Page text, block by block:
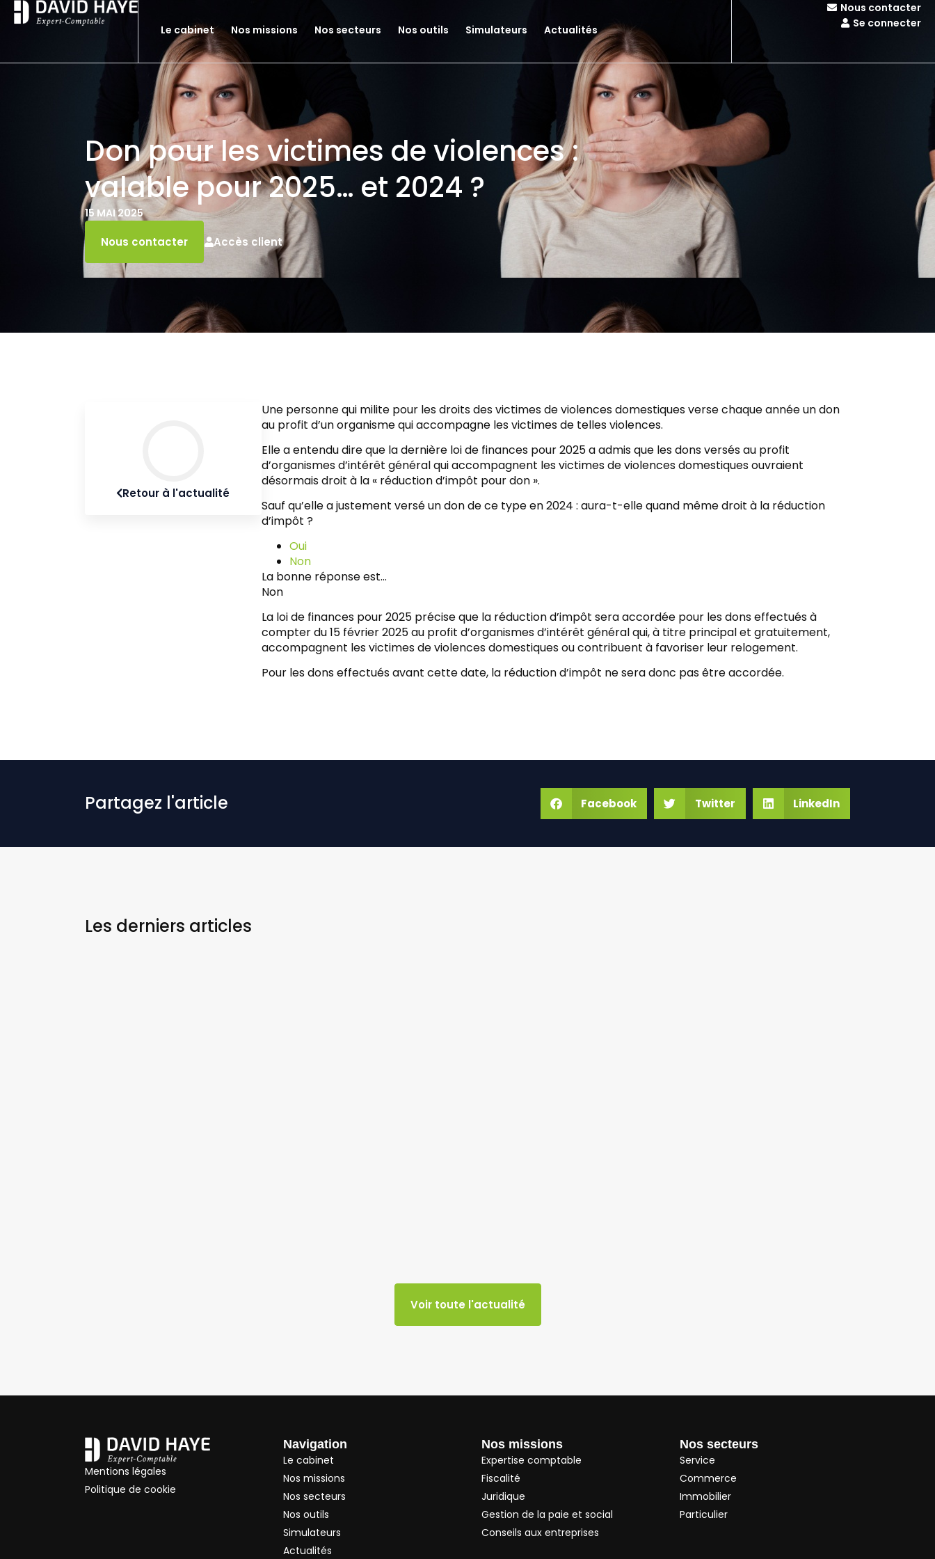
Le cabinet Nos missions Nos secteurs Nos outils Simulateurs Actualités
Nous contacter
Se connecter
Don pour les victimes de violences :
valable pour 2025… et 2024 ?
15 MAI 2025
Nous contacter Accès client
Retour à l'actualité
Une personne qui milite pour les droits des victimes de violences domestiques verse chaque année un don
au profit d’un organisme qui accompagne les victimes de telles violences.
Elle a entendu dire que la dernière loi de finances pour 2025 a admis que les dons versés au profit
d’organismes d’intérêt général qui accompagnent les victimes de violences domestiques ouvraient
désormais droit à la « réduction d’impôt pour don ».
Sauf qu’elle a justement versé un don de ce type en 2024 : aura-t-elle quand même droit à la réduction
d’impôt ?
Oui
Non
La bonne réponse est…
Non
La loi de finances pour 2025 précise que la réduction d’impôt sera accordée pour les dons effectués à
compter du 15 février 2025 au profit d’organismes d’intérêt général qui, à titre principal et gratuitement,
accompagnent les victimes de violences domestiques ou contribuent à favoriser leur relogement.
Pour les dons effectués avant cette date, la réduction d’impôt ne sera donc pas être accordée.
Partagez l'article Facebook Twitter LinkedIn
Les derniers articles
Voir toute l'actualité
Mentions légales
Politique de cookie
Navigation
Le cabinet
Nos missions
Nos secteurs
Nos outils
Simulateurs
Actualités
Nos missions
Expertise comptable
Fiscalité
Juridique
Gestion de la paie et social
Conseils aux entreprises
Nos secteurs
Service
Commerce
Immobilier
Particulier